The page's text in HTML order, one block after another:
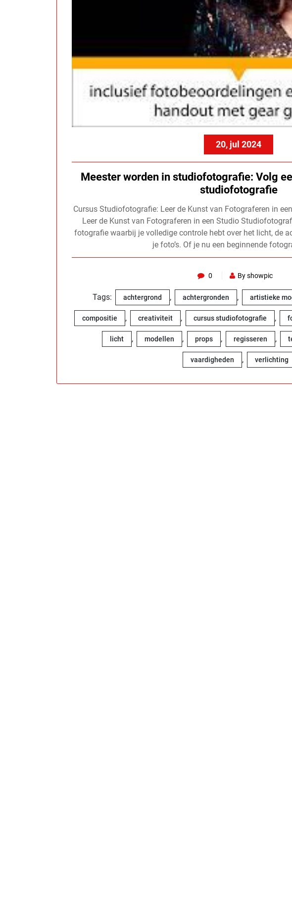
20, jul 2024
Meester worden in studiofotografie: Volg
studiofotografie
Cursus Studiofotografie: Leer de Kunst van Fotograferen in
Leer de Kunst van Fotograferen in een Studio
fotografie waarbij je volledige controle hebt over het licht, de
je foto’s. Of je nu een beginnende
0 By showpic
Tags: achtergrond , achtergronden , artistieke
compositie , creativiteit , cursus studiofotografie ,
licht , modellen , props , regisseren ,
vaardigheden , verlichting